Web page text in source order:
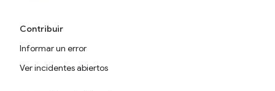
Contribuir
Informar un error
Ver incidentes abiertos